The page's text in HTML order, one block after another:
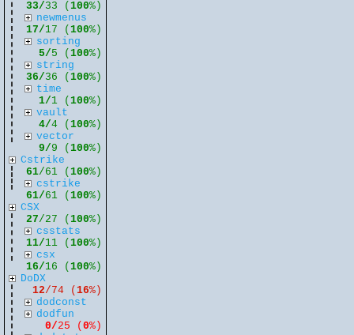
33/33 (100%)
newmenus
17/17 (100%)
sorting
5/5 (100%)
string
36/36 (100%)
time
1/1 (100%)
vault
4/4 (100%)
vector
9/9 (100%)
Cstrike
61/61 (100%)
cstrike
61/61 (100%)
CSX
27/27 (100%)
csstats
11/11 (100%)
csx
16/16 (100%)
DoDX
12/74 (16%)
dodconst
dodfun
0/25 (0%)